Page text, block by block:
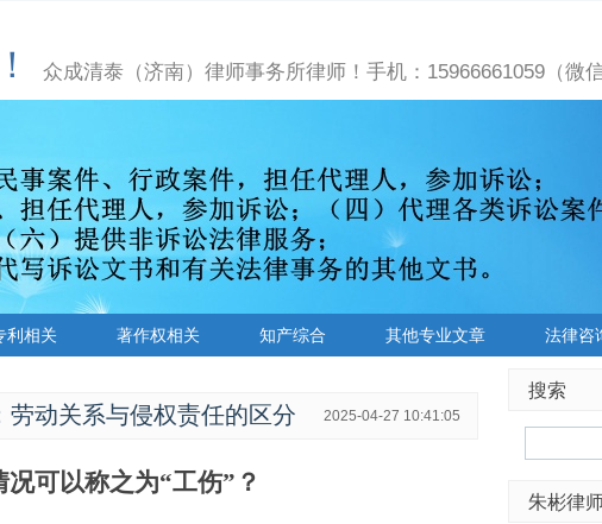
众成清泰（济南）律师事务所律师！手机：15966661059（微
利相关 著作权相关 知产综合 其他专业文章 法律咨
动关系与侵权责任的区分 2025-04-27 10:41:05
况可以称之为“工伤”？
搜索
朱彬律